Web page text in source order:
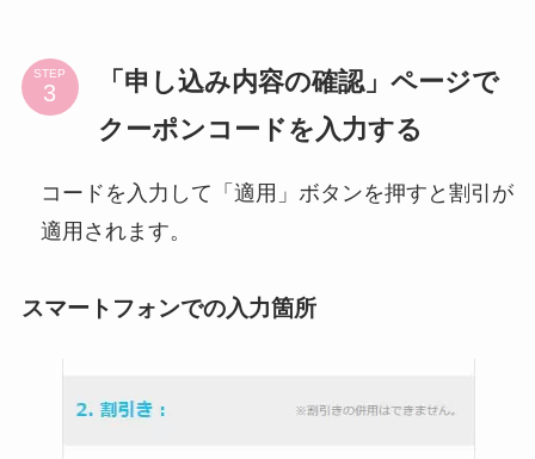
STEP
「申し込み内容の確認」ページで
クーポンコードを入力する
コードを入力して「適用」ボタンを押すと割引が
適用されます。
スマートフォンでの入力箇所